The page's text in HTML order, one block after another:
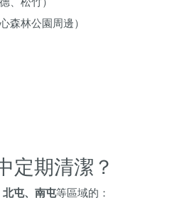
心森林公園周邊）
定期清潔？
北屯、南屯等區域的：